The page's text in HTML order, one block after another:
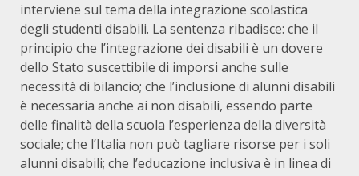
interviene sul tema della integrazione scolastica
degli studenti disabili. La sentenza ribadisce: che il
principio che l’integrazione dei disabili è un dovere
dello Stato suscettibile di imporsi anche sulle
necessità di bilancio; che l’inclusione di alunni disabili
è necessaria anche ai non disabili, essendo parte
delle finalità della scuola l’esperienza della diversità
sociale; che l’Italia non può tagliare risorse per i soli
alunni disabili; che l’educazione inclusiva è in linea di